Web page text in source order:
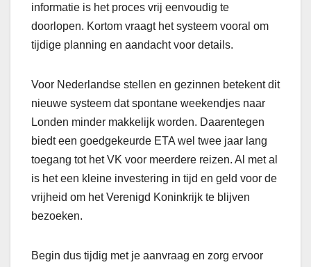
informatie is het proces vrij eenvoudig te
doorlopen. Kortom vraagt het systeem vooral om
tijdige planning en aandacht voor details.
Voor Nederlandse stellen en gezinnen betekent dit
nieuwe systeem dat spontane weekendjes naar
Londen minder makkelijk worden. Daarentegen
biedt een goedgekeurde ETA wel twee jaar lang
toegang tot het VK voor meerdere reizen. Al met al
is het een kleine investering in tijd en geld voor de
vrijheid om het Verenigd Koninkrijk te blijven
bezoeken.
Begin dus tijdig met je aanvraag en zorg ervoor